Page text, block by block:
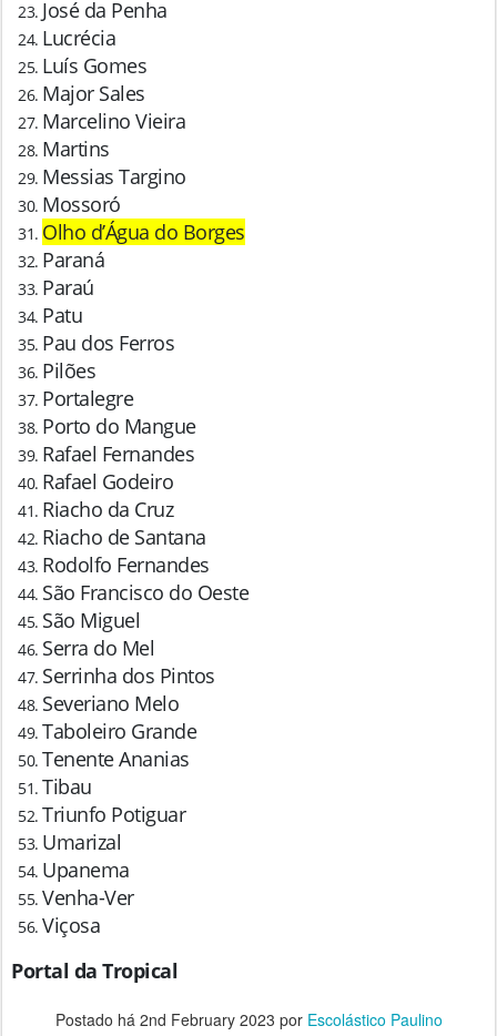
José da Penha
Lucrécia
Luís Gomes
Major Sales
Marcelino Vieira
Martins
Messias Targino
Mossoró
Olho d’Água do Borges
Paraná
Paraú
Patu
Pau dos Ferros
Pilões
Portalegre
Porto do Mangue
Rafael Fernandes
Rafael Godeiro
Riacho da Cruz
Riacho de Santana
Rodolfo Fernandes
São Francisco do Oeste
São Miguel
Serra do Mel
Serrinha dos Pintos
Severiano Melo
Taboleiro Grande
Tenente Ananias
Tibau
Triunfo Potiguar
Umarizal
Upanema
Venha-Ver
Viçosa
Portal da Tropical
Postado há 2nd February 2023 por Escolástico Paulino